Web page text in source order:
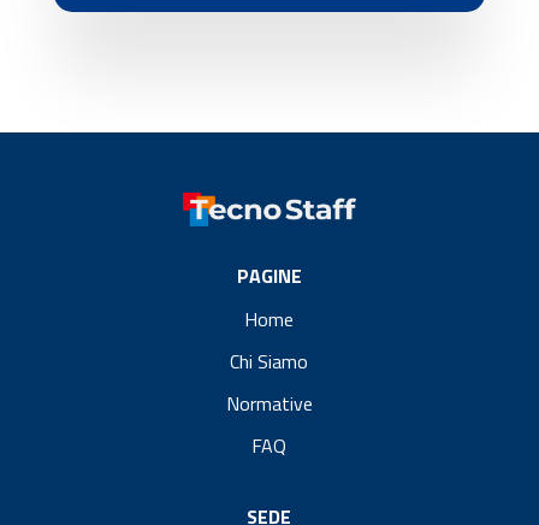
PAGINE
Home
Chi Siamo
Normative
FAQ
SEDE